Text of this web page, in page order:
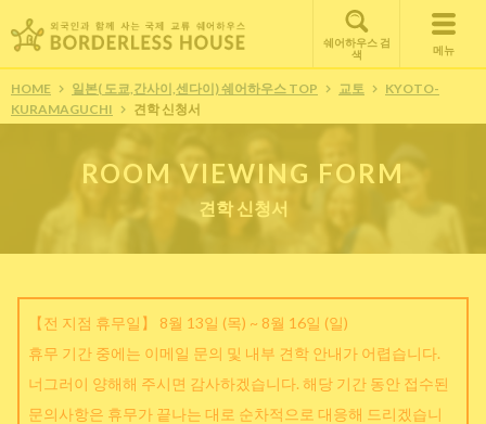
쉐어하우스 검
색
메뉴
HOME 일본( 도쿄,간사이,센다이) 쉐어하우스 TOP 교토
KYOTO-
KURAMAGUCHI
견학 신청서
ROOM VIEWING FORM
견학 신청서
【전 지점 휴무일】 8월 13일 (목) ~ 8월 16일 (일)
휴무 기간 중에는 이메일 문의 및 내부 견학 안내가 어렵습니다.
너그러이 양해해 주시면 감사하겠습니다. 해당 기간 동안 접수된
문의사항은 휴무가 끝나는 대로 순차적으로 대응해 드리겠습니